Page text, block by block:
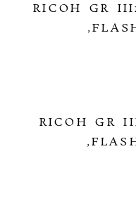
RICOH GR
RICOH GR